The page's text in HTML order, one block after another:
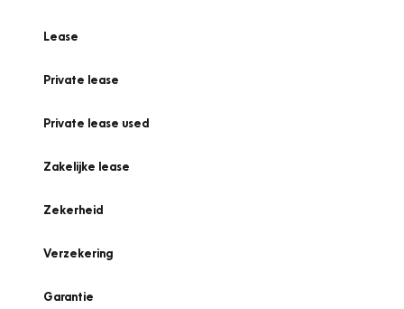
Lease
Private lease
Private lease used
Zakelijke lease
Zekerheid
Verzekering
Garantie